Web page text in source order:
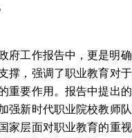
工作报告中，更是明确
撑，强调了职业教育对于
重要作用。报告中提出
强新时代职业院校教师
家层面对职业教育的重